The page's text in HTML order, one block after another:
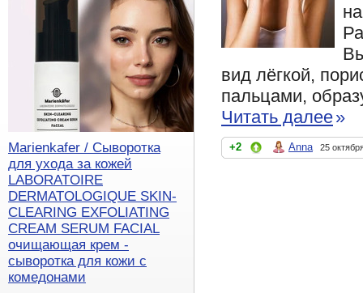
вид лёгкой,
пальцами,
Читать далее»
+2 Anna 25
Marienkafer / Сыворотка
для ухода за кожей
LABORATOIRE
DERMATOLOGIQUE SKIN-
CLEARING EXFOLIATING
CREAM SERUM FACIAL
очищающая крем -
сыворотка для кожи с
комедонами